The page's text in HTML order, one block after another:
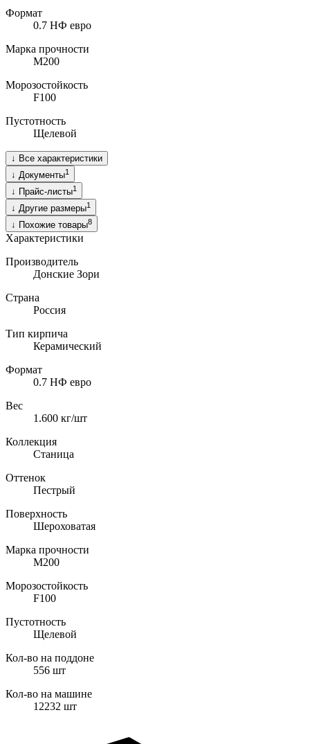
Формат
0.7 НФ евро
Марка прочности
M200
Морозостойкость
F100
Пустотность
Щелевой
↓ Все характеристики
↓ Документы1
↓ Прайс-листы1
↓ Другие размеры1
↓ Похожие товары8
Характеристики
Производитель
Донские Зори
Страна
Россия
Тип кирпича
Керамический
Формат
0.7 НФ евро
Вес
1.600 кг/шт
Коллекция
Станица
Оттенок
Пестрый
Поверхность
Шероховатая
Марка прочности
M200
Морозостойкость
F100
Пустотность
Щелевой
Кол-во на поддоне
556 шт
Кол-во на машине
12232 шт